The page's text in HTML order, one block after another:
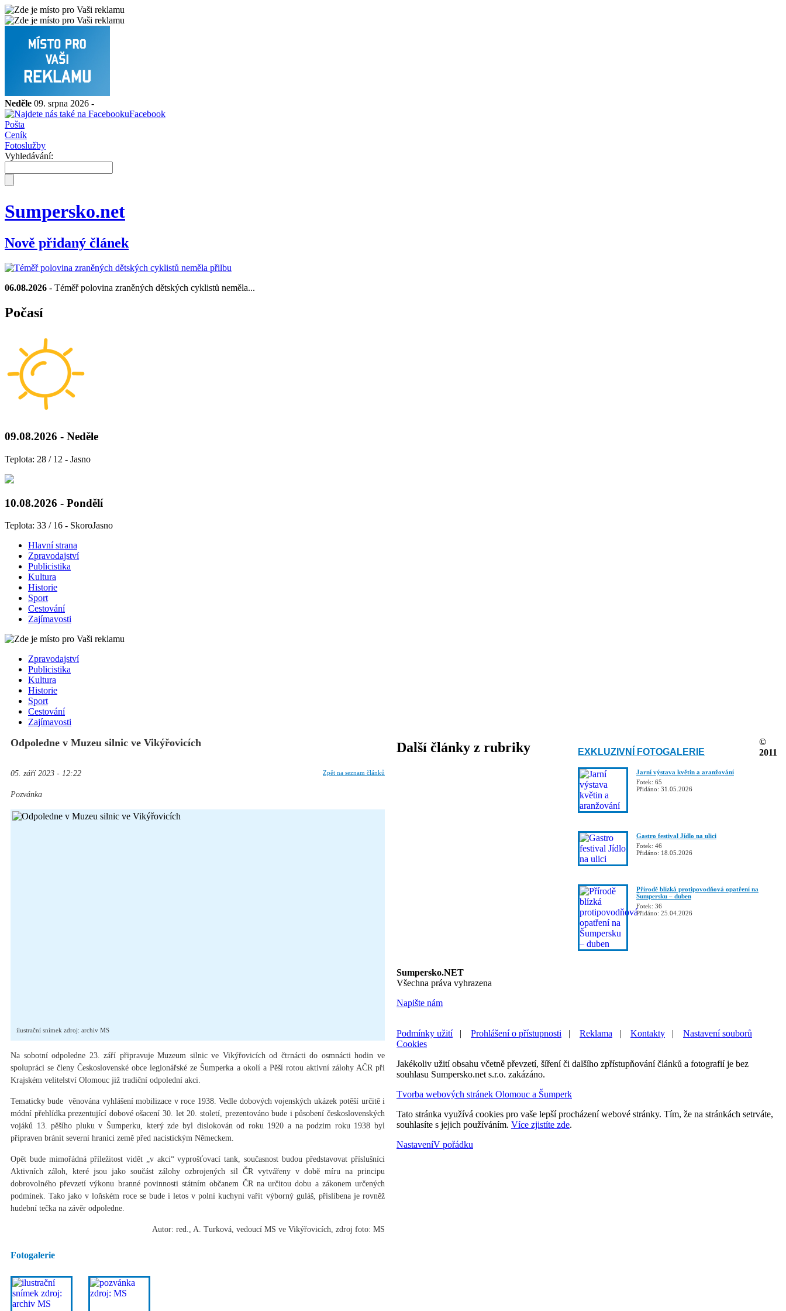
Neděle 09. srpna 2026 -
Facebook
Pošta
Ceník
Fotoslužby
Vyhledávání:
Sumpersko.net
Nově přidaný článek
06.08.2026 - Téměř polovina zraněných dětských cyklistů neměla...
Počasí
09.08.2026 - Neděle
Teplota: 28 / 12 - Jasno
10.08.2026 - Pondělí
Teplota: 33 / 16 - SkoroJasno
Hlavní strana
Zpravodajství
Publicistika
Kultura
Historie
Sport
Cestování
Zajímavosti
Zpravodajství
Publicistika
Kultura
Historie
Sport
Cestování
Zajímavosti
Odpoledne v Muzeu silnic ve Vikýřovicích
05. září 2023 - 12:22 Zpět na seznam článků
Pozvánka
ilustrační snímek zdroj: archiv MS
Na sobotní odpoledne 23. září připravuje Muzeum silnic ve Vikýřovicích od čtrnácti do osmnácti hodin ve
spolupráci se členy Československé obce legionářské ze Šumperka a okolí a Pěší rotou aktivní zálohy AČR při
Krajském velitelství Olomouc již tradiční odpolední akci.
Tematicky bude věnována vyhlášení mobilizace v roce 1938. Vedle dobových vojenských ukázek potěší určitě i
módní přehlídka prezentující dobové ošacení 30. let 20. století, prezentováno bude i působení československých
vojáků 13. pěšího pluku v Šumperku, který zde byl dislokován od roku 1920 a na podzim roku 1938 byl
připraven bránit severní hranici země před nacistickým Německem.
Opět bude mimořádná příležitost vidět „v akci“ vyprošťovací tank, současnost budou představovat příslušníci
Aktivních záloh, které jsou jako součást zálohy ozbrojených sil ČR vytvářeny v době míru na principu
dobrovolného převzetí výkonu branné povinnosti státním občanem ČR na určitou dobu a zákonem určených
podmínek. Tako jako v loňském roce se bude i letos v polní kuchyni vařit výborný guláš, přislíbena je rovněž
hudební tečka na závěr odpoledne.
Autor: red., A. Turková, vedoucí MS ve Vikýřovicích, zdroj foto: MS
Fotogalerie
Další články z rubriky EXKLUZIVNÍ FOTOGALERIE
Jarní výstava květin a aranžování
Fotek: 65
Přidáno: 31.05.2026
Gastro festival Jídlo na ulici
Fotek: 46
Přidáno: 18.05.2026
Přírodě blízká protipovodňová opatření na
Šumpersku – duben
Fotek: 36
Přidáno: 25.04.2026
©
2011
Sumpersko.NET
Všechna práva vyhrazena
Napište nám
Podmínky užití Prohlášení o přístupnosti Reklama Kontakty
Nastavení souborů
Cookies
Jakékoliv užití obsahu včetně převzetí, šíření či dalšího zpřístupňování článků a fotografií je bez
souhlasu Sumpersko.net s.r.o. zakázáno.
Tvorba webových stránek Olomouc a Šumperk
Tato stránka využívá cookies pro vaše lepší procházení webové stránky. Tím, že na stránkách setrváte,
souhlasíte s jejich používáním. Více zjistíte zde.
NastaveníV pořádku